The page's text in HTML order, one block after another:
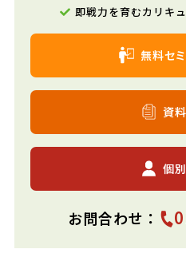
即戦力を育むカリキ
無料セ
資
個
お問合わせ：